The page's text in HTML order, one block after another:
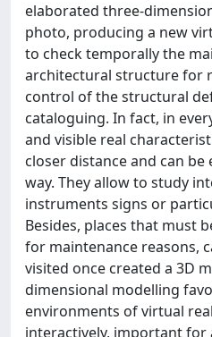
elaborated three-
photo, producing a new
to check temporally the
architectural structure for
control of the structural
cataloguing. In fact, in
and visible real
closer distance and can
way. They allow to study
instruments signs or
Besides, places that must
for maintenance reasons,
visited once created a 3D
dimensional modelling
environments of virtual
interactively, important for